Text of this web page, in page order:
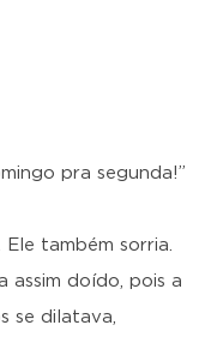
pra segunda!”
também sorria.
assim doído, pois a
se dilatava,